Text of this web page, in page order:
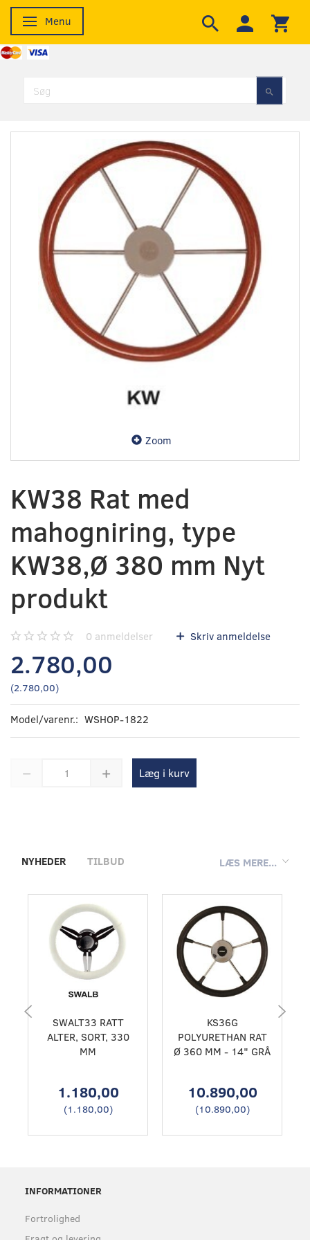
Skifte navigation
Menu
Zoom
KW38 Rat med
mahogniring, type
KW38,Ø 380 mm Nyt
produkt
0 anmeldelser Skriv anmeldelse
2.780,00
(2.780,00)
Model/varenr.: WSHOP-1822
Læg i kurv
LÆS MERE...
NYHEDER TILBUD
SWALT33 RATT
ALTER, SORT, 330
MM
1.180,00
(1.180,00)
KS36G
POLYURETHAN RAT
Ø 360 MM - 14" GRÅ
10.890,00
(10.890,00)
INFORMATIONER
Fortrolighed